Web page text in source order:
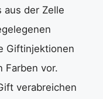
aus der Zelle
Giftinjektionen
Farben vor.
verabreichen